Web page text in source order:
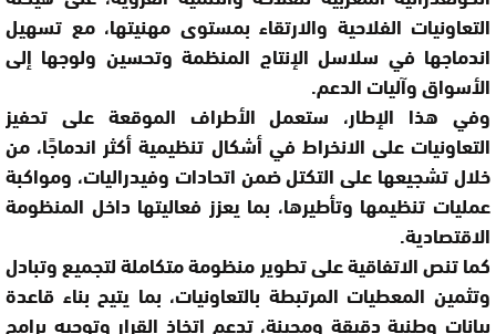
التعاونيات الفلاحية والارتقاء بمستوى مهنيتها، مع تسهيل
اندماجها في سلاسل الإنتاج المنظمة وتحسين ولوجها إلى
الأسواق وآليات الدعم.
وفي هذا الإطار، ستعمل الأطراف الموقعة على تحفيز
التعاونيات على الانخراط في أشكال تنظيمية أكثر اندماجًا، من
خلال تشجيعها على التكتل ضمن اتحادات وفيدراليات، ومواكبة
عمليات تنظيمها وتأطيرها، بما يعزز فعاليتها داخل المنظومة
الاقتصادية.
كما تنص الاتفاقية على تطوير منظومة متكاملة لتجميع وتبادل
وتثمين المعطيات المرتبطة بالتعاونيات، بما يتيح بناء قاعدة
بيانات وطنية دقيقة ومحينة، تدعم اتخاذ القرار وتوجيه برامج